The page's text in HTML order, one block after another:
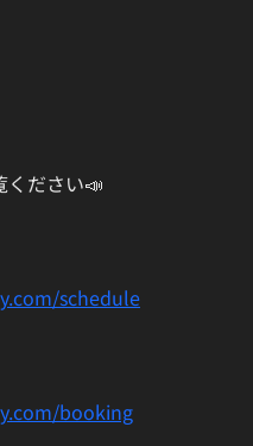
ください📣
schedule
booking